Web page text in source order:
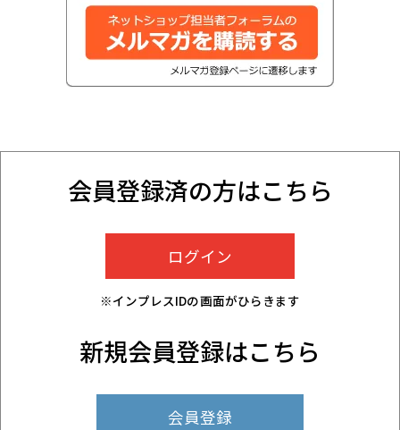
会員登録済の方はこちら
※インプレスIDの画面がひらきます
新規会員登録はこちら
会員登録